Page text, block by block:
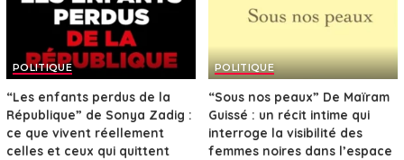
POLITIQUE
“Les enfants perdus de la
République” de Sonya Zadig :
ce que vivent réellement
celles et ceux qui quittent
POLITIQUE
“Sous nos peaux” De Maïram
Guissé : un récit intime qui
interroge la visibilité des
femmes noires dans l’espace